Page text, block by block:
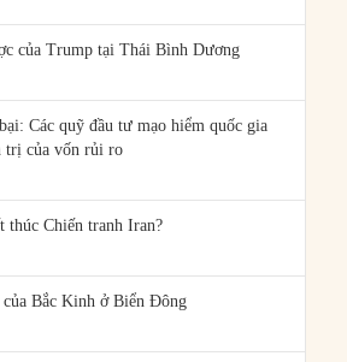
của Trump tại Thái Bình Dương
Các quỹ đầu tư mạo hiểm quốc gia
trị của vốn rủi ro
thúc Chiến tranh Iran?
Bắc Kinh ở Biển Đông